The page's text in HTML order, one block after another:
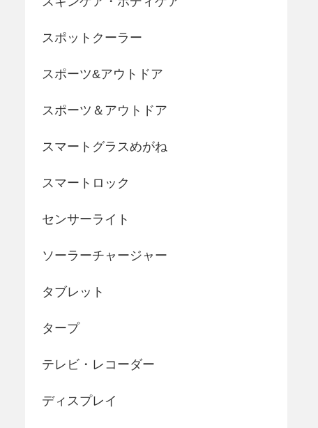
スポットクーラー
スポーツ&アウトドア
スポーツ＆アウトドア
スマートグラスめがね
スマートロック
センサーライト
ソーラーチャージャー
タブレット
タープ
テレビ・レコーダー
ディスプレイ